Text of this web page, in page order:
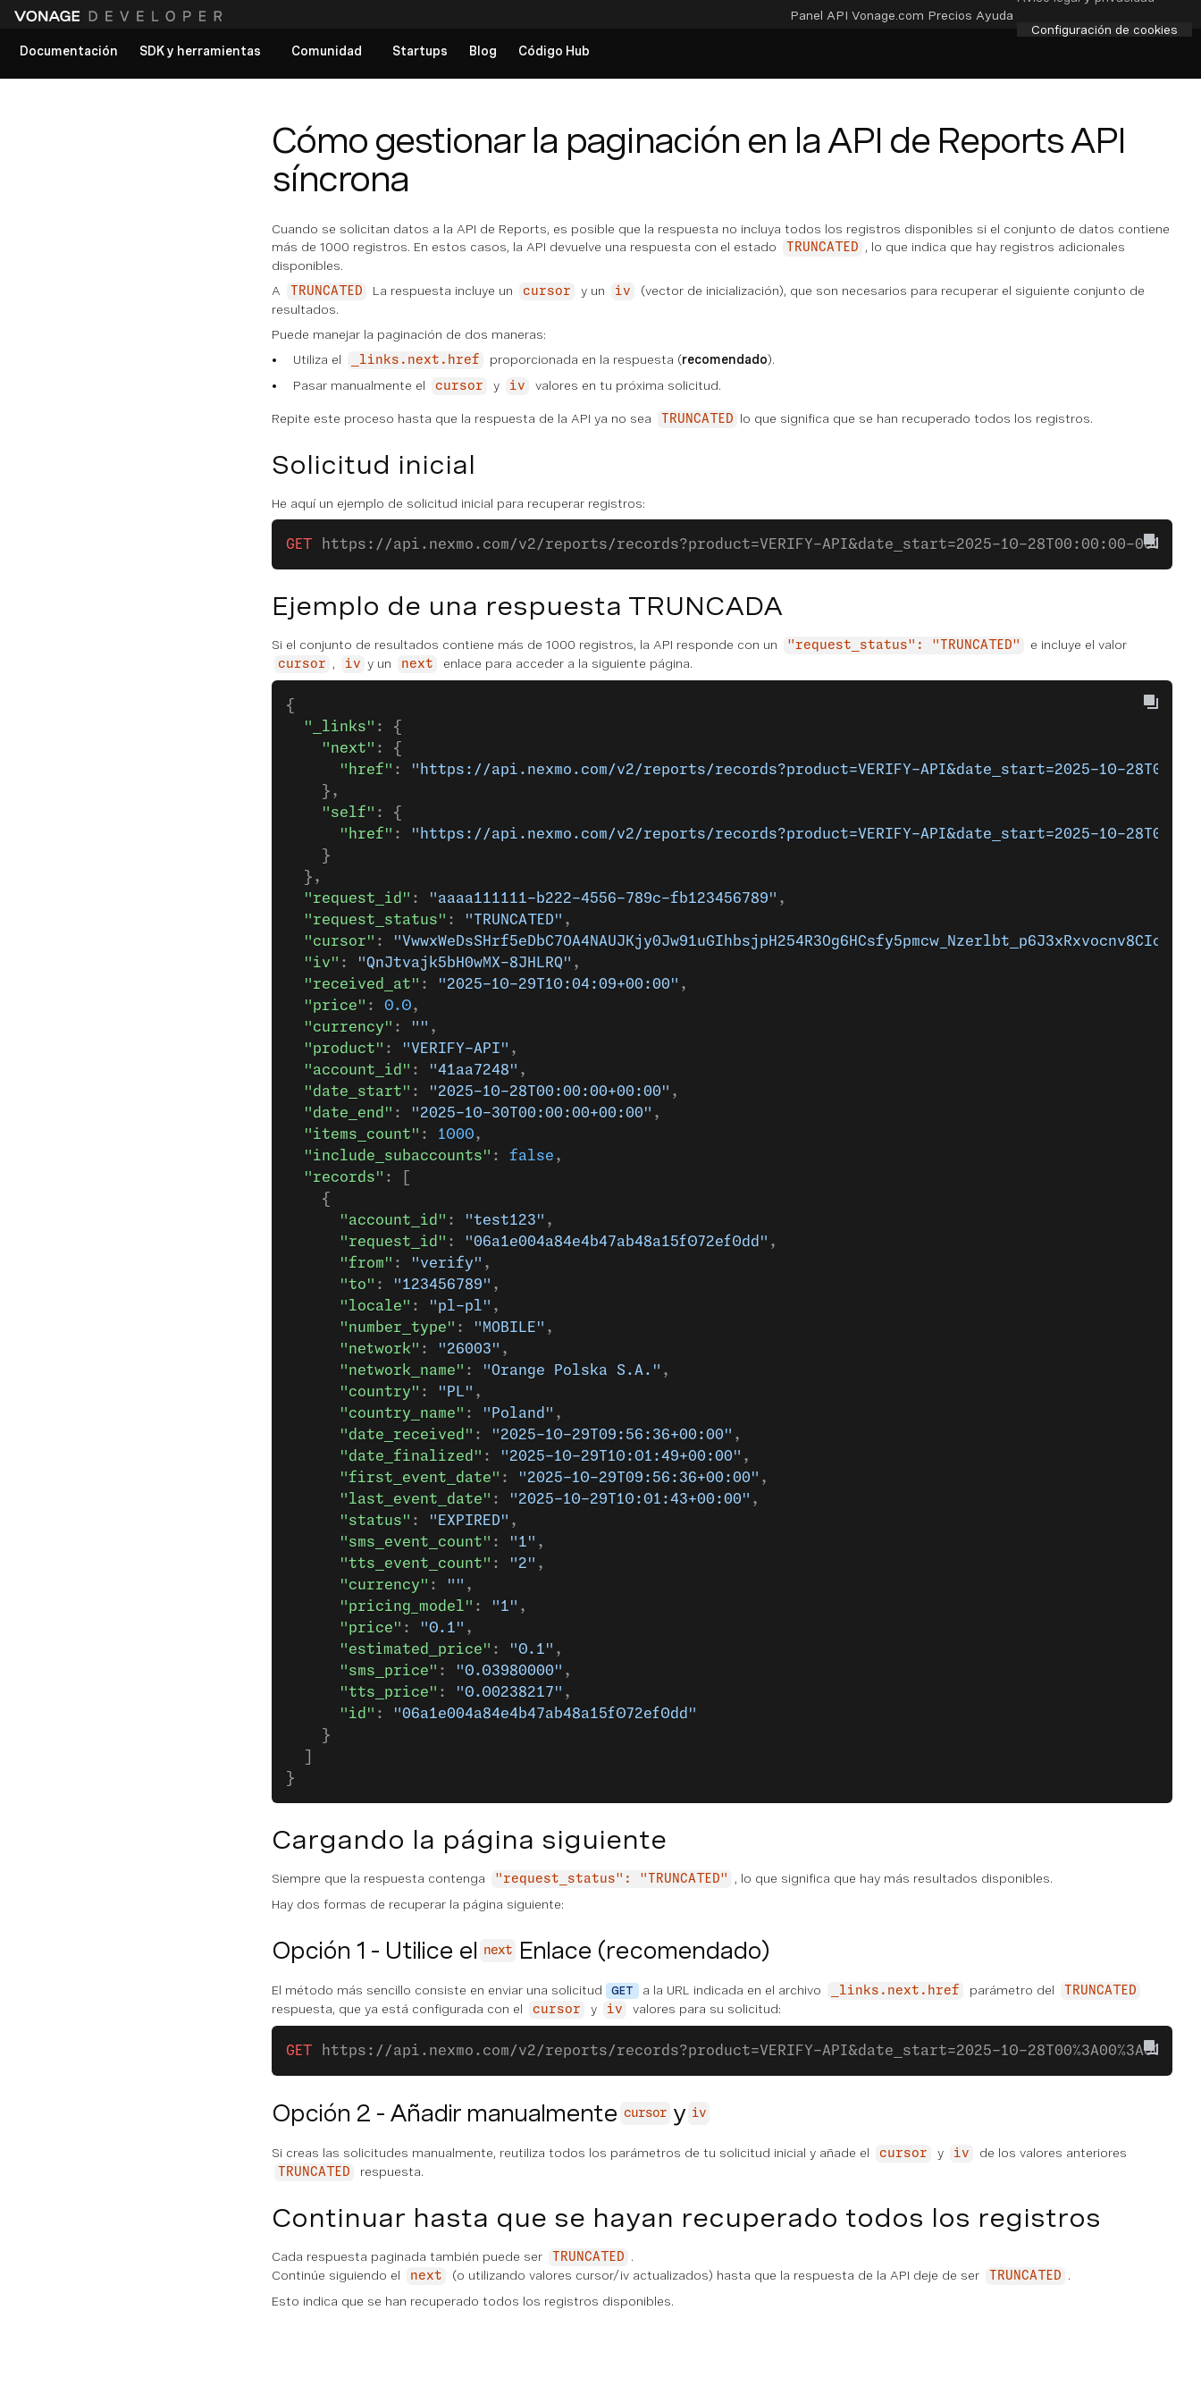
Panel API Vonage.com Precios Ayuda
Configuración de cookies
Documentación
SDK y herramientas Comunidad Startups Blog Código Hub
Cómo gestionar la paginación en la API de Reports API
síncrona
Cuando se solicitan datos a la API de Reports, es posible que la respuesta no incluya todos los registros disponibles si el conjunto de datos contiene
más de 1000 registros. En estos casos, la API devuelve una respuesta con el estado
TRUNCATED
, lo que indica que hay registros adicionales
disponibles.
A
TRUNCATED La respuesta incluye un cursor y un iv
(vector de inicialización), que son necesarios para recuperar el siguiente conjunto de
resultados.
Puede manejar la paginación de dos maneras:
Utiliza el
_links.next.href proporcionada en la respuesta (recomendado).
Pasar manualmente el
cursor y iv valores en tu próxima solicitud.
Repite este proceso hasta que la respuesta de la API ya no sea TRUNCATED lo que significa que se han recuperado todos los registros.
Solicitud inicial
He aquí un ejemplo de solicitud inicial para recuperar registros:
GET https://api.nexmo.com/v2/reports/records?product=VERIFY-API&date_start=2025-10-28T00:00:00-
Ejemplo de una respuesta TRUNCADA
Si el conjunto de resultados contiene más de 1000 registros, la API responde con un "request_status": "TRUNCATED" e incluye el valor
cursor , iv y un next enlace para acceder a la siguiente página.
{
  "_links"
: {
    "next"
: {
      "href"
:
"https://api.nexmo.com/v2/reports/records?product=VERIFY-API&date_start=2025-10-
    },
    "self"
: {
      "href"
:
"https://api.nexmo.com/v2/reports/records?product=VERIFY-API&date_start=2025-10-
    }
  },
  "request_id"
: "aaaa111111-b222-4556-789c-fb123456789" ,
  "request_status"
: "TRUNCATED" ,
  "cursor"
:
  "iv"
: "QnJtvajk5bH0wMX-8JHLRQ" ,
  "received_at"
: "2025-10-29T10:04:09+00:00" ,
  "price"
: 0.0,
  "currency"
: "" ,
  "product"
: "VERIFY-API" ,
  "account_id"
: "41aa7248" ,
  "date_start"
: "2025-10-28T00:00:00+00:00" ,
  "date_end"
: "2025-10-30T00:00:00+00:00" ,
  "items_count"
: 1000,
  "include_subaccounts"
: false ,
  "records"
: [
    {
      "account_id"
: "test123" ,
      "request_id"
: "06a1e004a84e4b47ab48a15f072ef0dd" ,
      "from"
: "verify" ,
      "to"
: "123456789" ,
      "locale"
: "pl-pl" ,
      "number_type"
: "MOBILE" ,
      "network"
: "26003" ,
      "network_name"
: "Orange Polska S.A." ,
      "country"
: "PL" ,
      "country_name"
: "Poland" ,
      "date_received"
: "2025-10-29T09:56:36+00:00" ,
      "date_finalized"
: "2025-10-29T10:01:49+00:00" ,
      "first_event_date"
: "2025-10-29T09:56:36+00:00" ,
      "last_event_date"
: "2025-10-29T10:01:43+00:00" ,
      "status"
: "EXPIRED" ,
      "sms_event_count"
: "1" ,
      "tts_event_count"
: "2" ,
      "currency"
: "" ,
      "pricing_model"
: "1" ,
      "price"
: "0.1" ,
      "estimated_price"
: "0.1" ,
      "sms_price"
: "0.03980000" ,
      "tts_price"
: "0.00238217" ,
      "id"
:
"06a1e004a84e4b47ab48a15f072ef0dd"
    }
}
Cargando la página siguiente
Siempre que la respuesta contenga "request_status": "TRUNCATED"
, lo que significa que hay más resultados disponibles.
Hay dos formas de recuperar la página siguiente:
Opción 1 - Utilice el next Enlace (recomendado)
El método más sencillo consiste en enviar una solicitud GET a la URL indicada en el archivo _links.next.href parámetro del TRUNCATED
respuesta, que ya está configurada con el cursor y iv valores para su solicitud:
GET https://api.nexmo.com/v2/reports/records?product=VERIFY-API&date_start=2025-10-28T00%3A00%3A00-
Opción 2 - Añadir manualmente cursor y iv
Si creas las solicitudes manualmente, reutiliza todos los parámetros de tu solicitud inicial y añade el cursor y iv de los valores anteriores
TRUNCATED respuesta.
Continuar hasta que se hayan recuperado todos los registros
Cada respuesta paginada también puede ser TRUNCATED
.
Continúe siguiendo el
next (o utilizando valores cursor/iv actualizados) hasta que la respuesta de la API deje de ser TRUNCATED
.
Esto indica que se han recuperado todos los registros disponibles.